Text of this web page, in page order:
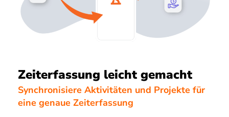
Zeiterfassung leicht gemacht
Synchronisiere Aktivitäten und Projekte für
eine genaue Zeiterfassung